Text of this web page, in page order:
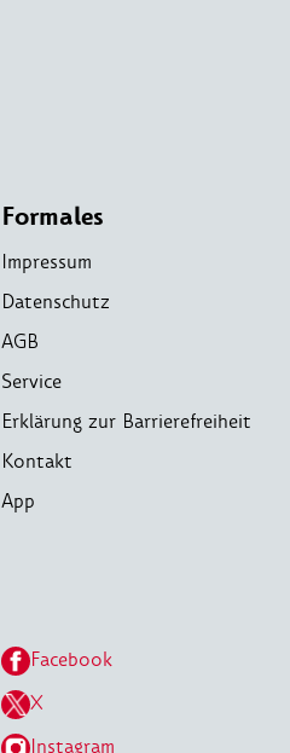
Formales
Impressum
Datenschutz
AGB
Service
Erklärung zur Barrierefreiheit
Kontakt
App
Facebook
X
Instagram